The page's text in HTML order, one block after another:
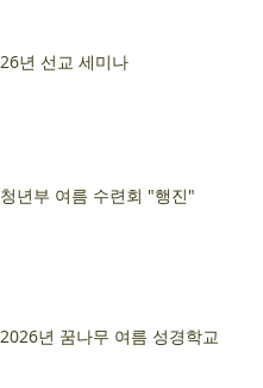
26년 선교 세미나
청년부 여름 수련회 "행진"
2026년 꿈나무 여름 성경학교